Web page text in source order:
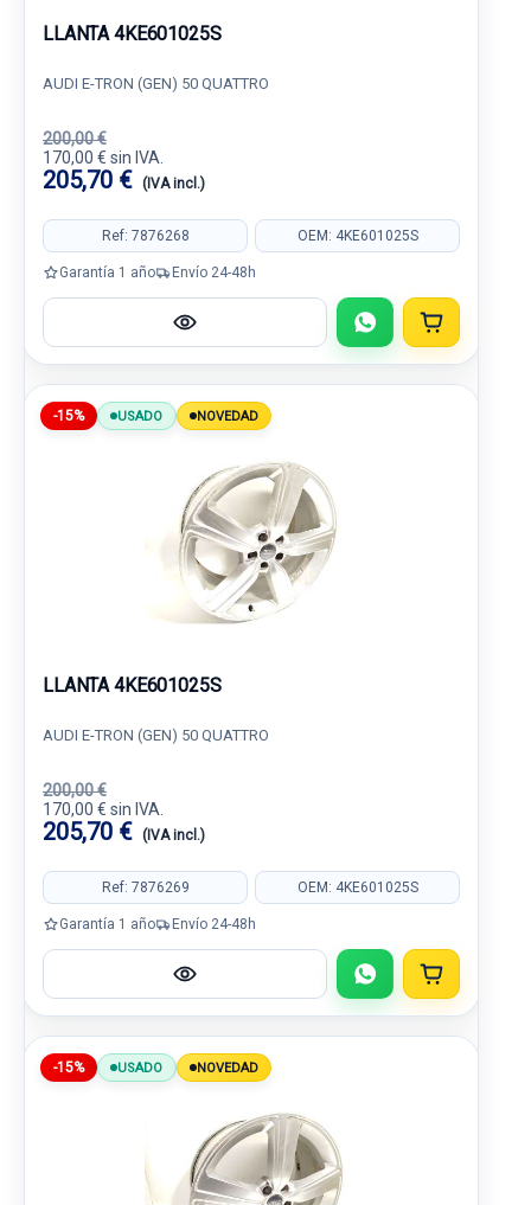
LLANTA 4KE601025S
AUDI E-TRON (GEN) 50 QUATTRO
200,00 €
170,00 € sin IVA.
205,70 € (IVA incl.)
Ref: 7876268 OEM: 4KE601025S
Garantía 1 año Envío 24-48h
-15% USADO NOVEDAD
LLANTA 4KE601025S
AUDI E-TRON (GEN) 50 QUATTRO
200,00 €
170,00 € sin IVA.
205,70 € (IVA incl.)
Ref: 7876269 OEM: 4KE601025S
Garantía 1 año Envío 24-48h
-15% USADO NOVEDAD